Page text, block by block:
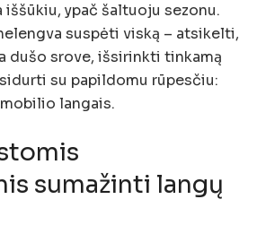
iššūkiu, ypač šaltuoju sezonu.
suspėti viską – atsikelti,
dušo srove, išsirinkti tinkamą
su papildomu rūpesčiu:
langais.
sumažinti langų